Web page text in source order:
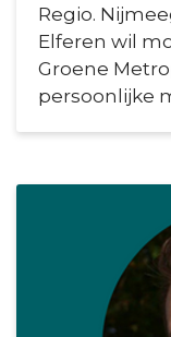
Regio.
Elferen wil
Groene
persoonlijke